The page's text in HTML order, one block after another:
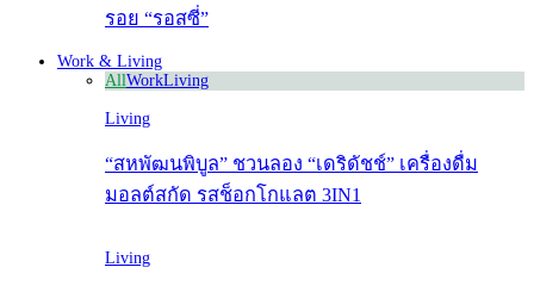
รอย “รอสซี่”
Work & Living
AllWorkLiving
Living
“สหพัฒนพิบูล” ชวนลอง “เดริดัชช์” เครื่องดื่ม
มอลต์สกัด รสช็อกโกแลต 3IN1
Living